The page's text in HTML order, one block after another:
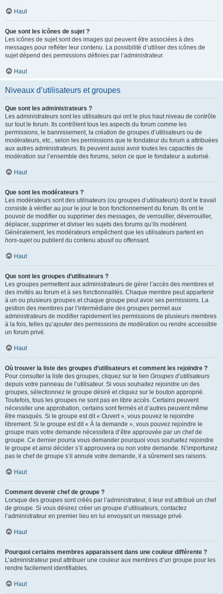
Haut
Que sont les icônes de sujet ?
Les icônes de sujet sont des images qui peuvent être associées à des
messages pour refléter leur contenu. La possibilité d’utiliser des icônes de
sujet dépend des permissions définies par l’administrateur.
Haut
Niveaux d’utilisateurs et groupes
Que sont les administrateurs ?
Les administrateurs sont les utilisateurs qui ont le plus haut niveau de contrôle
sur tout le forum. Ils contrôlent tous les aspects du forum comme les
permissions, le bannissement, la création de groupes d’utilisateurs ou de
modérateurs, etc., selon les permissions que le fondateur du forum a attribuées
aux autres administrateurs. Ils peuvent aussi avoir toutes les capacités de
modération sur l’ensemble des forums, selon ce que le fondateur a autorisé.
Haut
Que sont les modérateurs ?
Les modérateurs sont des utilisateurs (ou groupes d’utilisateurs) dont le travail
consiste à vérifier au jour le jour le bon fonctionnement du forum. Ils ont le
pouvoir de modifier ou supprimer des messages, de verrouiller, déverrouiller,
déplacer, supprimer et diviser les sujets des forums qu’ils modèrent.
Généralement, les modérateurs empêchent que les utilisateurs partent en
hors-sujetou publient du contenu abusif ou offensant.
Haut
Que sont les groupes d’utilisateurs ?
Les groupes permettent aux administrateurs de gérer l’accès des membres et
des invités au forum et à ses fonctionnalités. Chaque membre peut appartenir
à un ou plusieurs groupes et chaque groupe peut avoir ses permissions. La
gestion des membres par l’intermédiaire des groupes permet aux
administrateurs de modifier rapidement les permissions de plusieurs membres
à la fois, telles qu’ajouter des permissions de modération ou rendre accessible
un forum privé.
Haut
Où trouver la liste des groupes d’utilisateurs et comment les rejoindre ?
Pour consulter la liste des groupes, cliquez sur le lien Groupes d’utilisateurs
depuis votre panneau de l’utilisateur. Si vous souhaitez rejoindre un des
groupes, sélectionnez le groupe désiré et cliquez sur le bouton approprié.
Toutefois, tous les groupes ne sont pas en libre accès. Certains peuvent
nécessiter une approbation, certains sont fermés et d’autres peuvent même
être masqués. Si le groupe est dit « Ouvert », vous pouvez le rejoindre
librement. Si le groupe est dit « À la demande », vous pouvez rejoindre le
groupe mais votre demande nécessitera d’être approuvée par un chef de
groupe. Ce dernier pourra vous demander pourquoi vous souhaitez rejoindre
le groupe et ainsi décider s’il approuvera ou non votre demande. N’importunez
pas le chef de groupe s’il annule votre demande, il a sûrement ses raisons.
Haut
Comment devenir chef de groupe ?
Lorsque des groupes sont créés par l’administrateur, il leur est attribué un chef
de groupe. Si vous désirez créer un groupe d’utilisateurs, contactez
l’administrateur en premier lieu en lui envoyant un message privé.
Haut
Pourquoi certains membres apparaissent dans une couleur différente ?
L’administrateur peut attribuer une couleur aux membres d’un groupe pour les
rendre facilement identifiables.
Haut